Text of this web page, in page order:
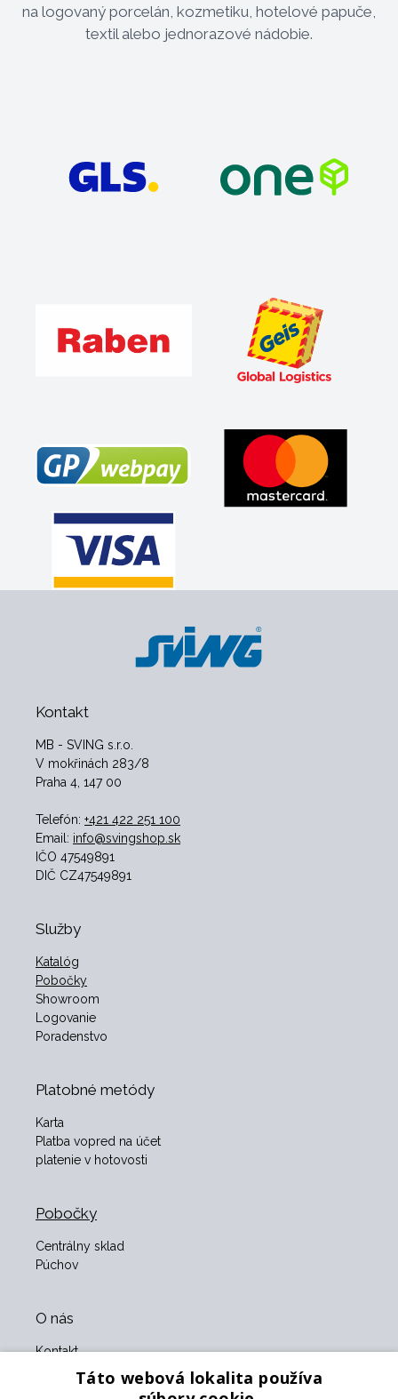
na logovaný porcelán, kozmetiku, hotelové papuče,
textil alebo jednorazové nádobie.
Kontakt
MB - SVING s.r.o.
V mokřinách 283/8
Praha 4, 147 00
Telefón: +421 422 251 100
Email: info@svingshop.sk
IČO 47549891
DIČ CZ47549891
Služby
Katalóg
Pobočky
Showroom
Logovanie
Poradenstvo
Platobné metódy
Karta
Platba vopred na účet
platenie v hotovosti
Pobočky
Centrálny sklad
Púchov
O nás
Kontakt
Obchodné podmienky
Táto webová lokalita používa